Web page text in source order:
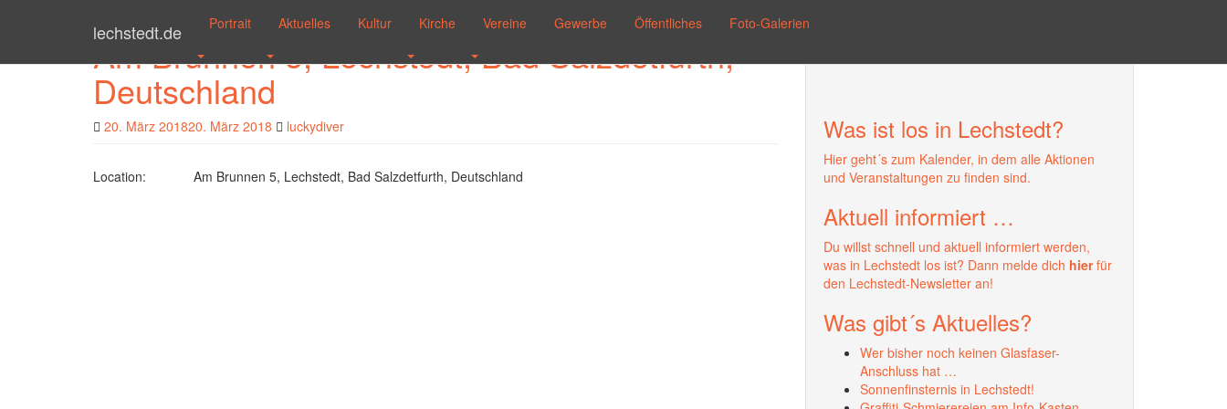
lechstedt.de Portrait Aktuelles Kultur Kirche Vereine Gewerbe Öffentliches Foto-Galerien
Am Brunnen 5, Lechstedt, Bad Salzdetfurth,
Deutschland
20. März 201820. März 2018 luckydiver
Location: Am Brunnen 5, Lechstedt, Bad Salzdetfurth, Deutschland
Was ist los in Lechstedt?
Hier geht´s zum Kalender, in dem alle Aktionen
und Veranstaltungen zu finden sind.
Aktuell informiert …
Du willst schnell und aktuell informiert werden,
was in Lechstedt los ist? Dann melde dich hierfür
den Lechstedt-Newsletter an!
Was gibt´s Aktuelles?
Wer bisher noch keinen Glasfaser-
Anschluss hat …
Sonnenfinsternis in Lechstedt!